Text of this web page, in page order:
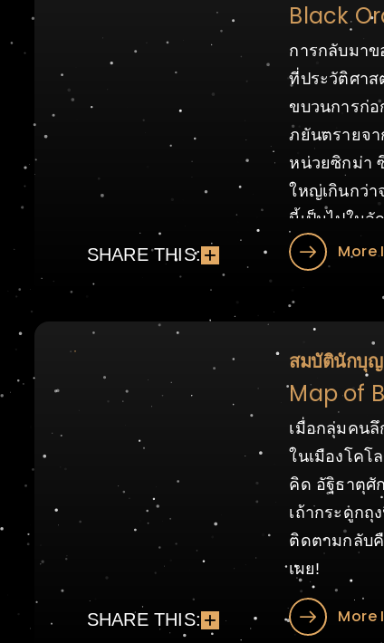
SHARE THIS:
Black
การกลับมา
ที่ประวัติศาส
ขบวนการก่อ
ภยันตรายจา
หน่วยซิกม่า
ใหญ่เกินกว่า
นี้เป็นไปในลั
More
SHARE THIS:
สมบัตินักบุญ
Map of
เมื่อกลุ่มคนลึ
ในเมืองโคโ
คิด อัฐิธาตุศั
เถ้ากระดูกถุ
ติดตามกลับ
เผย!
More